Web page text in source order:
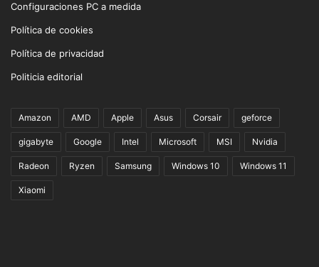
Configuraciones PC a medida
Política de cookies
Política de privacidad
Politicia editorial
Amazon AMD Apple Asus Corsair geforce
gigabyte Google Intel Microsoft MSI Nvidia
Radeon Ryzen Samsung Windows 10 Windows 11
Xiaomi